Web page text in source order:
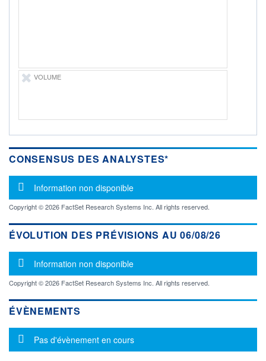
Non éligible
Boursobank
VOLUME
CONSENSUS DES ANALYSTES*
Message d'information
Information non disponible
Copyright © 2026 FactSet Research Systems Inc. All rights reserved.
ÉVOLUTION DES PRÉVISIONS AU 06/08/26
Message d'information
Information non disponible
Copyright © 2026 FactSet Research Systems Inc. All rights reserved.
ÉVÈNEMENTS
Message d'information
Pas d'évènement en cours